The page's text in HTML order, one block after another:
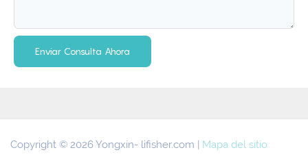
Enviar Consulta Ahora
Copyright © 2026 Yongxin- lifisher.com | Mapa del sitio